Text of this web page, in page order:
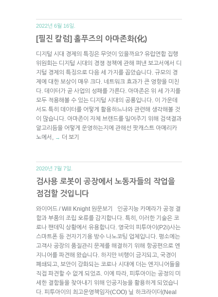
2022년 6월 16일.
[필진 칼럼] 홀푸즈의 아마존화(化)
디지털 시대 경제의 특징은 무엇이 있을까요? 유럽연합 집행
위원회는 디지털 시대의 경쟁 정책에 관해 펴낸 보고서에서 디
지털 경제의 특징으로 다음 세 가지를 꼽았습니다. 규모의 경
제에 대한 보상이 매우 크다. 네트워크 효과가 큰 영향을 미친
다. 데이터가 곧 사업의 성패를 가른다. 아마존은 위 세 가지를
모두 적용해볼 수 있는 디지털 시대의 공룡입니다. 이 가운데
서도 특히 데이터를 어떻게 활용하느냐와 관련해 생각해볼 것
이 많습니다. 아마존이 자체 브랜드를 밀어주기 위해 검색결과
알고리듬을 어떻게 운영하는지에 관해선 팟캐스트 아메리카
노에서,
→ 더 보기
2020년 7월 7일.
검사용 로봇이 공장에서 노동자들의 작업을
점검할 것입니다
와이어드 / Will Knight 원문보기 인공지능 카메라가 공정 결
함과 부품의 조립 오류를 감지합니다. 특히, 이러한 기술은 코
로나 팬데믹 상황에서 유용합니다. 영국의 피투아이(P2i)사는
스마트폰 등 전자기기용 방수 나노코팅 업체입니다. 평소에는
고객사 공장의 품질관리 문제를 해결하기 위해 항공편으로 엔
지니어를 파견해 왔습니다. 하지만 비행이 금지되고, 국경이
폐쇄되고, 보안이 강화되는 코로나 시대에 더는 엔지니어들을
직접 파견할 수 없게 되었죠. 이에 따라, 피투아이는 공정의 미
세한 결함들을 찾아내기 위해 인공지능을 활용하게 되었습니
다. 피투아이의 최고운영책임자(COO) 닐 하크라이더(Neal